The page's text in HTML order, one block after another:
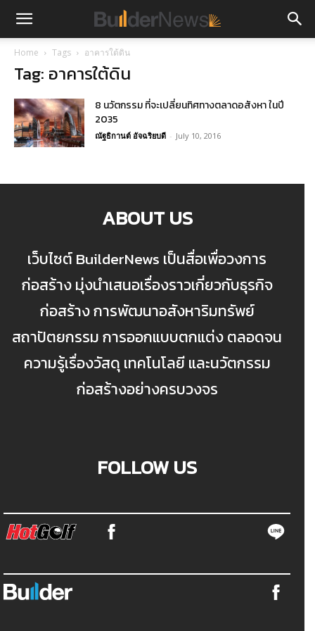
Home Tags อาคารใต้ดิน
Tag: อาคารใต้ดิน
8 นวัตกรรม ที่จะเปลี่ยนทิศทางตลาดอสังหา ในปี
2035
ณัฐธิกานต์ อัจฉริยบดี - July 10, 2016
ABOUT US
เว็บไซต์ BuilderNews เป็นสื่อเพื่อวงการ
ก่อสร้าง มุ่งนำเสนอเรื่องราวเกี่ยวกับธุรกิจ
ก่อสร้าง การพัฒนาอสังหาริมทรัพย์
สถาปัตยกรรม การออกแบบตกแต่ง ตลอดจน
ความรู้เรื่องวัสดุ เทคโนโลยี และนวัตกรรม
ก่อสร้างอย่างครบวงจร
FOLLOW US